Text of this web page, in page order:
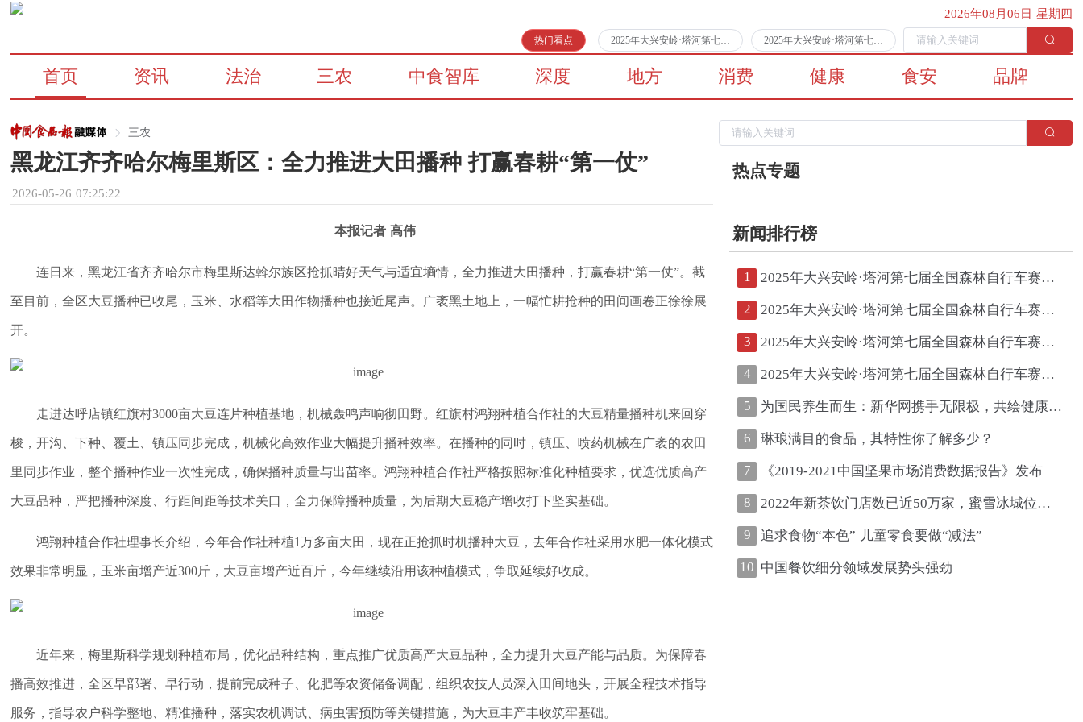
2026年08月06日 星期四
热门看点 2025年大兴安岭·塔河第七届全国森林自行车赛第二日比赛顺利完赛2025年大兴安岭·塔河第七届全国森林自行车赛将于7月11日拉开战幕
首页 资讯 法治 三农 中食智库 深度 地方 消费 健康 食安 品牌
三农
黑龙江齐齐哈尔梅里斯区：全力推进大田播种 打赢春耕“第一仗”
2026-05-26 07:25:22
本报记者 高伟
连日来，黑龙江省齐齐哈尔市梅里斯达斡尔族区抢抓晴好天气与适宜墒情，全力推进大田播种，打赢春耕“第一仗”。截
至目前，全区大豆播种已收尾，玉米、水稻等大田作物播种也接近尾声。广袤黑土地上，一幅忙耕抢种的田间画卷正徐徐展
开。
走进达呼店镇红旗村3000亩大豆连片种植基地，机械轰鸣声响彻田野。红旗村鸿翔种植合作社的大豆精量播种机来回穿
梭，开沟、下种、覆土、镇压同步完成，机械化高效作业大幅提升播种效率。在播种的同时，镇压、喷药机械在广袤的农田
里同步作业，整个播种作业一次性完成，确保播种质量与出苗率。鸿翔种植合作社严格按照标准化种植要求，优选优质高产
大豆品种，严把播种深度、行距间距等技术关口，全力保障播种质量，为后期大豆稳产增收打下坚实基础。
鸿翔种植合作社理事长介绍，今年合作社种植1万多亩大田，现在正抢抓时机播种大豆，去年合作社采用水肥一体化模式
效果非常明显，玉米亩增产近300斤，大豆亩增产近百斤，今年继续沿用该种植模式，争取延续好收成。
近年来，梅里斯科学规划种植布局，优化品种结构，重点推广优质高产大豆品种，全力提升大豆产能与品质。为保障春
播高效推进，全区早部署、早行动，提前完成种子、化肥等农资储备调配，组织农技人员深入田间地头，开展全程技术指导
服务，指导农户科学整地、精准播种，落实农机调试、病虫害预防等关键措施，为大豆丰产丰收筑牢基础。
热点专题
新闻排行榜
1 2025年大兴安岭·塔河第七届全国森林自行车赛第二日比赛顺利完赛
2 2025年大兴安岭·塔河第七届全国森林自行车赛将于7月11日拉开战幕
3 2025年大兴安岭·塔河第七届全国森林自行车赛鸣枪开赛
4 2025年大兴安岭·塔河第七届全国森林自行车赛圆满收官
5 为国民养生而生：新华网携手无限极，共绘健康中国新图景
6 琳琅满目的食品，其特性你了解多少？
7 《2019-2021中国坚果市场消费数据报告》发布
8 2022年新茶饮门店数已近50万家，蜜雪冰城位居第一、古茗第二
9 追求食物“本色” 儿童零食要做“减法”
10 中国餐饮细分领域发展势头强劲